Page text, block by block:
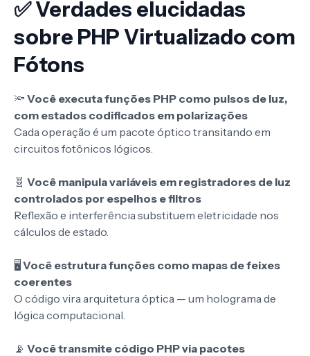
✅ Verdades elucidadas
sobre PHP Virtualizado com
Fótons
🔦 Você executa funções PHP como pulsos de luz,
com estados codificados em polarizações
Cada operação é um pacote óptico transitando em
circuitos fotônicos lógicos.
🧬 Você manipula variáveis em registradores de luz
controlados por espelhos e filtros
Reflexão e interferência substituem eletricidade nos
cálculos de estado.
🖥️ Você estrutura funções como mapas de feixes
coerentes
O código vira arquitetura óptica — um holograma de
lógica computacional.
📡 Você transmite código PHP via pacotes